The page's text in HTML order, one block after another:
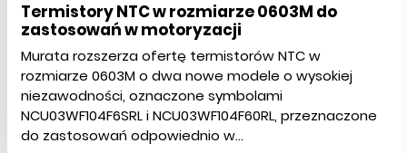
Termistory NTC w rozmiarze 0603M do
zastosowań w motoryzacji
Murata rozszerza ofertę termistorów NTC w
rozmiarze 0603M o dwa nowe modele o wysokiej
niezawodności, oznaczone symbolami
NCU03WF104F6SRL i NCU03WF104F60RL, przeznaczone
do zastosowań odpowiednio w...